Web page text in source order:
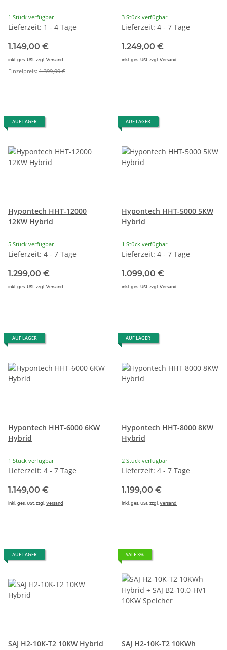
1 Stück verfügbar
Lieferzeit: 1 - 4 Tage
1.149,00 €
inkl. ges. USt. zzgl. Versand
Einzelpreis: 1.399,00 €
3 Stück verfügbar
Lieferzeit: 4 - 7 Tage
1.249,00 €
inkl. ges. USt. zzgl. Versand
AUF LAGER
Hypontech HHT-12000
12KW Hybrid
5 Stück verfügbar
Lieferzeit: 4 - 7 Tage
1.299,00 €
inkl. ges. USt. zzgl. Versand
AUF LAGER
Hypontech HHT-5000 5KW
Hybrid
1 Stück verfügbar
Lieferzeit: 4 - 7 Tage
1.099,00 €
inkl. ges. USt. zzgl. Versand
AUF LAGER
Hypontech HHT-6000 6KW
Hybrid
1 Stück verfügbar
Lieferzeit: 4 - 7 Tage
1.149,00 €
inkl. ges. USt. zzgl. Versand
AUF LAGER
Hypontech HHT-8000 8KW
Hybrid
2 Stück verfügbar
Lieferzeit: 4 - 7 Tage
1.199,00 €
inkl. ges. USt. zzgl. Versand
AUF LAGER
SAJ H2-10K-T2 10KW Hybrid
SALE 3%
SAJ H2-10K-T2 10KWh